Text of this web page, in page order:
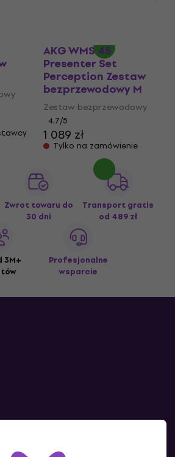
AKG WMS 45
Presenter Set
Perception Zestaw
bezprzewodowy M
Zestaw bezprzewodowy
4,7/5
1 089 zł
Tylko na zamówienie
Zwrot towaru do
30 dni
Transport gratis
od 489 zł
3M+
Profesjonalne
wsparcie